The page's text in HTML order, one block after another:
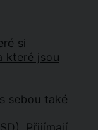
si
které jsou
sebou také
Přijímají